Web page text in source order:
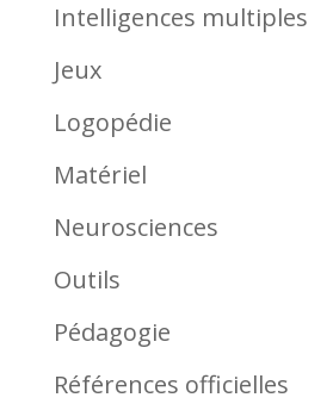
Intelligences multiples
Jeux
Logopédie
Matériel
Neurosciences
Outils
Pédagogie
Références officielles